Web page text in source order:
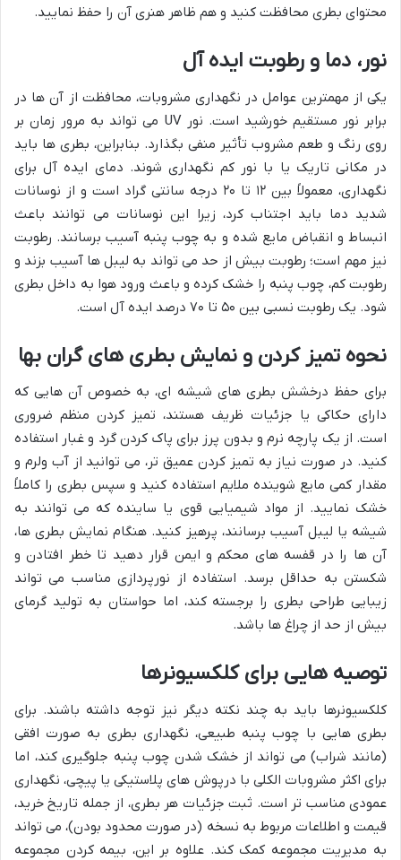
محتوای بطری محافظت کنید و هم ظاهر هنری آن را حفظ نمایید.
نور، دما و رطوبت ایده آل
یکی از مهمترین عوامل در نگهداری مشروبات، محافظت از آن ها در
برابر نور مستقیم خورشید است. نور UV می تواند به مرور زمان بر
روی رنگ و طعم مشروب تأثیر منفی بگذارد. بنابراین، بطری ها باید
در مکانی تاریک یا با نور کم نگهداری شوند. دمای ایده آل برای
نگهداری، معمولاً بین ۱۲ تا ۲۰ درجه سانتی گراد است و از نوسانات
شدید دما باید اجتناب کرد، زیرا این نوسانات می توانند باعث
انبساط و انقباض مایع شده و به چوب پنبه آسیب برسانند. رطوبت
نیز مهم است؛ رطوبت بیش از حد می تواند به لیبل ها آسیب بزند و
رطوبت کم، چوب پنبه را خشک کرده و باعث ورود هوا به داخل بطری
شود. یک رطوبت نسبی بین ۵۰ تا ۷۰ درصد ایده آل است.
نحوه تمیز کردن و نمایش بطری های گران بها
برای حفظ درخشش بطری های شیشه ای، به خصوص آن هایی که
دارای حکاکی یا جزئیات ظریف هستند، تمیز کردن منظم ضروری
است. از یک پارچه نرم و بدون پرز برای پاک کردن گرد و غبار استفاده
کنید. در صورت نیاز به تمیز کردن عمیق تر، می توانید از آب ولرم و
مقدار کمی مایع شوینده ملایم استفاده کنید و سپس بطری را کاملاً
خشک نمایید. از مواد شیمیایی قوی یا ساینده که می توانند به
شیشه یا لیبل آسیب برسانند، پرهیز کنید. هنگام نمایش بطری ها،
آن ها را در قفسه های محکم و ایمن قرار دهید تا خطر افتادن و
شکستن به حداقل برسد. استفاده از نورپردازی مناسب می تواند
زیبایی طراحی بطری را برجسته کند، اما حواستان به تولید گرمای
بیش از حد از چراغ ها باشد.
توصیه هایی برای کلکسیونرها
کلکسیونرها باید به چند نکته دیگر نیز توجه داشته باشند. برای
بطری هایی با چوب پنبه طبیعی، نگهداری بطری به صورت افقی
(مانند شراب) می تواند از خشک شدن چوب پنبه جلوگیری کند، اما
برای اکثر مشروبات الکلی با درپوش های پلاستیکی یا پیچی، نگهداری
عمودی مناسب تر است. ثبت جزئیات هر بطری، از جمله تاریخ خرید،
قیمت و اطلاعات مربوط به نسخه (در صورت محدود بودن)، می تواند
به مدیریت مجموعه کمک کند. علاوه بر این، بیمه کردن مجموعه